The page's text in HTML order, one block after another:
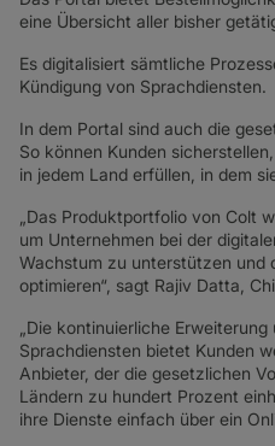
eine Übersicht aller bisher
Es digitalisiert sämtliche
Kündigung von Sprachdiensten.
In dem Portal sind auch die
So können Kunden
in jedem Land erfüllen, in dem
„Das Produktportfolio von Colt
um Unternehmen bei der
Wachstum zu unterstützen und
optimieren“, sagt Rajiv Datta,
„Die kontinuierliche
Sprachdiensten bietet Kunden
Anbieter, der die gesetzlichen
Ländern zu hundert Prozent
ihre Dienste einfach über ein